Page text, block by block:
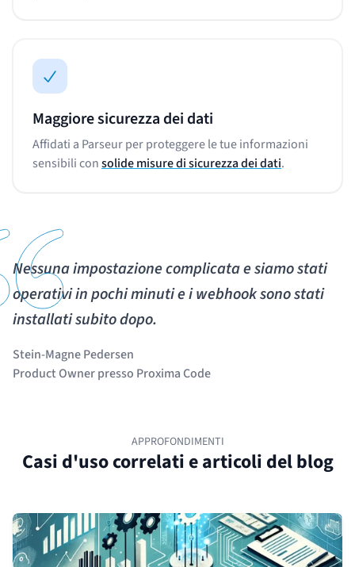
Maggiore sicurezza dei dati
Affidati a Parseur per proteggere le tue informazioni
sensibili consolide misure di sicurezza dei dati.
Nessuna impostazione complicata e siamo stati
operativi in pochi minuti e i webhook sono stati
installati subito dopo.
Stein-Magne Pedersen
Product Owner presso Proxima Code
APPROFONDIMENTI
Casi d'uso correlati e articoli del blog